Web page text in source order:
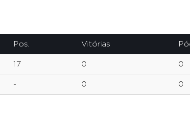
Pos. Vitórias
17 0 0
- 0 0